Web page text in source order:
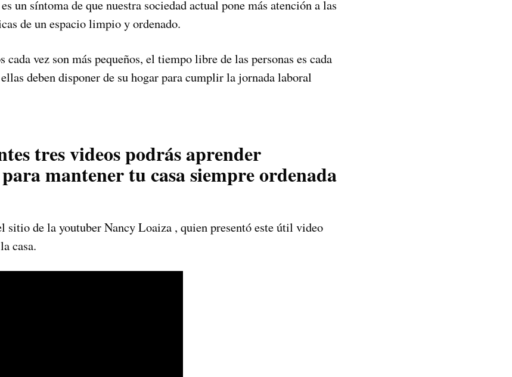
un síntoma de que nuestra sociedad actual pone más atención a las
de un espacio limpio y ordenado.
cada vez son más pequeños, el tiempo libre de las personas es cada
deben disponer de su hogar para cumplir la jornada laboral
tres videospodrás aprender
para mantener tu casa siempre ordenada
sitio de la youtuber Nancy Loaiza , quien presentó este útil video
casa.